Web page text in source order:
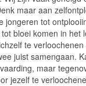
maar aan
jongeren tot
bloei komen in het
te
juist samengaan.
maar
jezelf te